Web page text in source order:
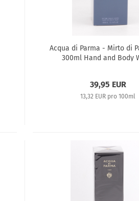
Acqua di Parma - Mirto di
300ml Hand and Body
39,95 EUR
13,32 EUR pro 100ml